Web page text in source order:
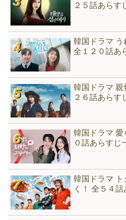
２５話あらす
韓国ドラマ う
全１２０話あ
韓国ドラマ 親
２６話あらす
韓国ドラマ 愛
０話あらすじ
韓国ドラマ ト
く！ 全５４